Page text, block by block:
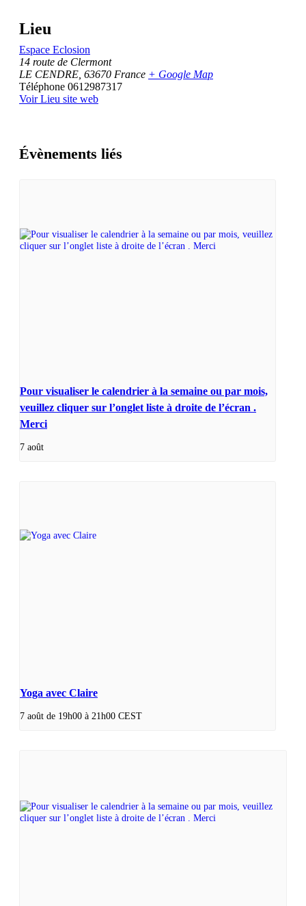
Lieu
Espace Eclosion
14 route de Clermont
LE CENDRE 63670 France + Google Map
Téléphone 0612987317
Voir Lieu site web
Évènements liés
Pour visualiser le calendrier à la semaine ou par mois,
veuillez cliquer sur l’onglet liste à droite de l’écran .
Merci
7 août
Yoga avec Claire
7 août de 19h00 à 21h00 CEST